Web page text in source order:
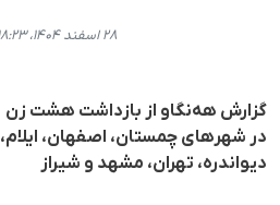
۲۸ اسفند ۱۴۰۴، ۱۸:۲۳
گزارش هه‌نگاو از بازداشت هشت زن
در شهرهای چمستان، اصفهان، ایلام،
دیواندره، تهران، مشهد و شیراز